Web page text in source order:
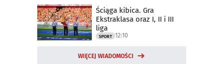
Ściąga kibica. Gra
Ekstraklasa oraz I, II i III
liga
SPORT 12:10
WIĘCEJ WIADOMOŚCI